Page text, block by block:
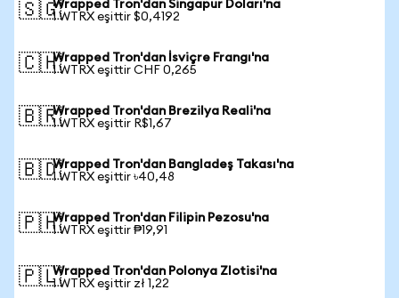
🇸🇬Wrapped Tron'dan Singapur Doları'na
1 WTRX eşittir $0,4192
🇨🇭Wrapped Tron'dan İsviçre Frangı'na
1 WTRX eşittir CHF 0,265
🇧🇷Wrapped Tron'dan Brezilya Reali'na
1 WTRX eşittir R$1,67
🇧🇩Wrapped Tron'dan Bangladeş Takası'na
1 WTRX eşittir ৳40,48
🇵🇭Wrapped Tron'dan Filipin Pezosu'na
1 WTRX eşittir ₱19,91
🇵🇱Wrapped Tron'dan Polonya Zlotisi'na
1 WTRX eşittir zł 1,22